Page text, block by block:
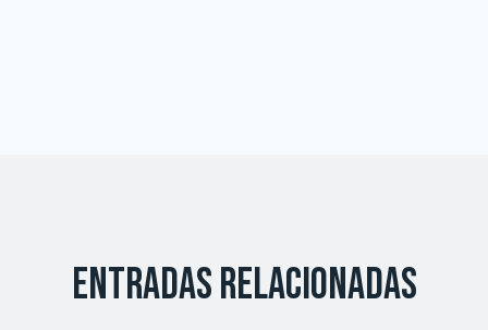
Entradas relacionadas